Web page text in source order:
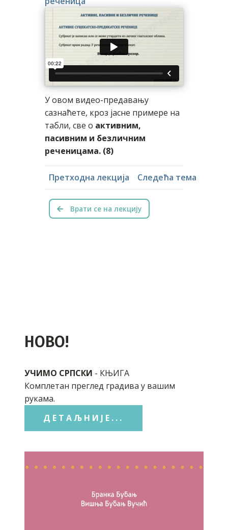
У овом видео-предавању
сазнаћете, кроз јасне примере на
табли, све о активним,
пасивним и безличним
реченицама. (8)
Претходна лекција Следећа тема
Врати се на лекцију
НОВО!
УЧИМО СРПСКИ - КЊИГА
Комплетан преглед градива у вашим
рукама.
ДЕТАЉНИЈЕ...